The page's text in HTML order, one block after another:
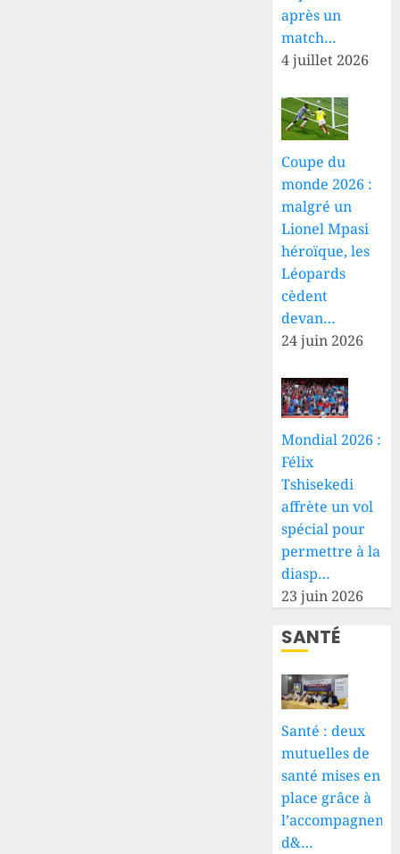
après un
match…
4 juillet 2026
Coupe du
monde 2026 :
malgré un
Lionel Mpasi
héroïque, les
Léopards
cèdent
devan…
24 juin 2026
Mondial 2026 :
Félix
Tshisekedi
affrète un vol
spécial pour
permettre à la
diasp…
23 juin 2026
SANTÉ
Santé : deux
mutuelles de
santé mises en
place grâce à
d&…